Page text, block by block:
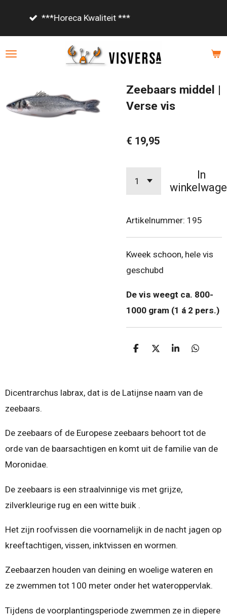
de
Vanaf €85,- gratis bezorgd!
Zeebaars middel |
Verse vis
€ 19,95
In
Artikelnummer: 195
Kweek schoon, hele vis
geschubd
De vis weegt ca. 800-
1000 gram (1 á 2 pers.)
D
n
D
S
e
D
n
Dicentrarchus labrax, dat is de Latijnse naam van de
zeebaars.
De zeebaars of de Europese zeebaars behoort tot de
orde van de baarsachtigen en komt uit de familie van de
Moronidae.
De zeebaars is een straalvinnige vis met grijze,
zilverkleurige rug en een witte buik .
Het zijn roofvissen die voornamelijk in de nacht jagen op
kreeftachtigen, vissen, inktvissen en wormen.
Zeebaarzen houden van deining en woelige wateren en
ze zwemmen tot 100 meter onder het wateroppervlak.
Tijdens de voorplantingsperiode zwemmen ze in diepere